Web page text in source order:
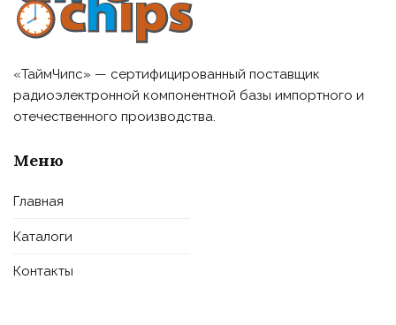
«ТаймЧипс» — сертифицированный поставщик
радиоэлектронной компонентной базы импортного и
отечественного производства.
Меню
Главная
Каталоги
Контакты